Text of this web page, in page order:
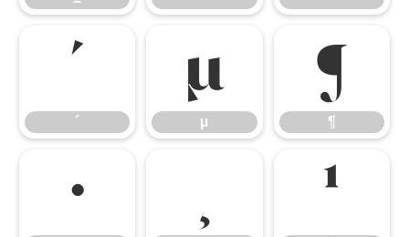
´
´
µ
µ
¶
¶
· ¹